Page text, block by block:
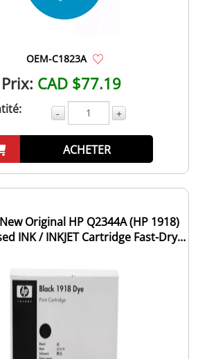
OEM-C1823A
Prix: CAD $77.19
- +
ACHETER
Original HP Q2344A (HP 1918)
INK / INKJET Cartridge Fast-Dry